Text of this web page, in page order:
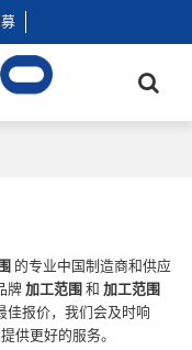
的专业中国制造商和供应
牌加工范围和加工范围
佳报价，我们会及时响
供更好的服务。